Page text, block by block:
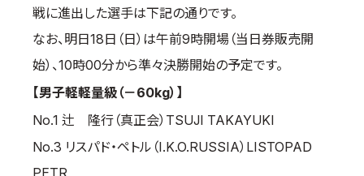
本部からのお知らせ
支部からのお知らせ
公式大会
公式記録
試合規則
入門のご案内
戦に進出した選手は下記の通りです。
なお、明日18日（日）は午前9時開場（当日券販売開
始）、10時00分から準々決勝開始の予定です。
【男子軽軽量級（－60kg）】
No.1 辻 隆行（真正会）TSUJI TAKAYUKI
No.3 リスパド・ペトル（I.K.O.RUSSIA）LISTOPAD
PETR